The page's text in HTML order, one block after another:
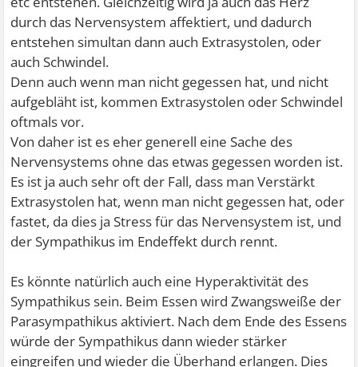
durch das Nervensystem affektiert, und dadurch
entstehen simultan dann auch Extrasystolen, oder
auch Schwindel.
Denn auch wenn man nicht gegessen hat, und nicht
aufgebläht ist, kommen Extrasystolen oder Schwindel
oftmals vor.
Von daher ist es eher generell eine Sache des
Nervensystems ohne das etwas gegessen worden ist.
Es ist ja auch sehr oft der Fall, dass man Verstärkt
Extrasystolen hat, wenn man nicht gegessen hat, oder
fastet, da dies ja Stress für das Nervensystem ist, und
der Sympathikus im Endeffekt durch rennt.
Es könnte natürlich auch eine Hyperaktivität des
Sympathikus sein. Beim Essen wird Zwangsweiße der
Parasympathikus aktiviert. Nach dem Ende des Essens
würde der Sympathikus dann wieder stärker
eingreifen und wieder die Überhand erlangen. Dies